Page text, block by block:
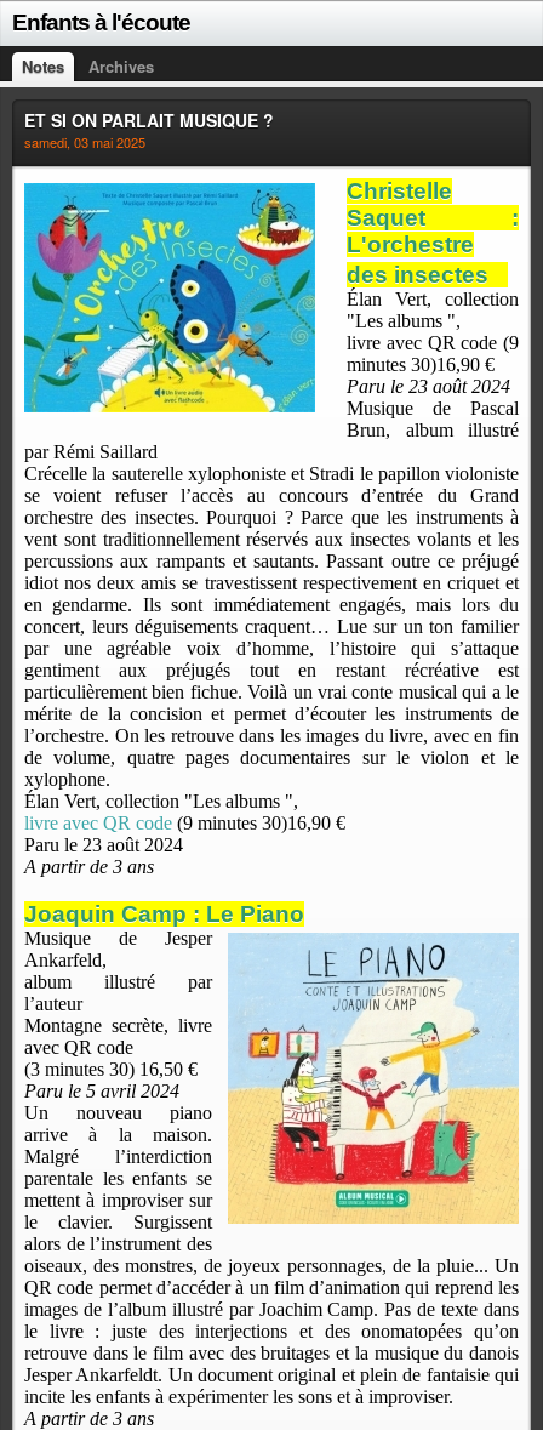
Enfants à l'écoute
Notes Archives
ET SI ON PARLAIT MUSIQUE ?
samedi, 03 mai 2025
Christelle
Saquet :
L'orchestre
des insectes
Élan Vert, collection
"Les albums ",
livre avec QR code (9
minutes 30)16,90 €
Paru le 23 août 2024
Musique de Pascal
Brun, album illustré
par Rémi Saillard
Crécelle la sauterelle xylophoniste et Stradi le papillon violoniste
se voient refuser l’accès au concours d’entrée du Grand
orchestre des insectes. Pourquoi ? Parce que les instruments à
vent sont traditionnellement réservés aux insectes volants et les
percussions aux rampants et sautants. Passant outre ce préjugé
idiot nos deux amis se travestissent respectivement en criquet et
en gendarme. Ils sont immédiatement engagés, mais lors du
concert, leurs déguisements craquent… Lue sur un ton familier
par une agréable voix d’homme, l’histoire qui s’attaque
gentiment aux préjugés tout en restant récréative est
particulièrement bien fichue. Voilà un vrai conte musical qui a le
mérite de la concision et permet d’écouter les instruments de
l’orchestre. On les retrouve dans les images du livre, avec en fin
de volume, quatre pages documentaires sur le violon et le
xylophone.
Élan Vert, collection "Les albums ",
livre avec QR code (9 minutes 30)16,90 €
Paru le 23 août 2024
A partir de 3 ans
Joaquin Camp : Le Piano
Musique de Jesper
Ankarfeld,
album illustré par
l’auteur
Montagne secrète, livre
avec QR code
(3 minutes 30) 16,50 €
Paru le 5 avril 2024
Un nouveau piano
arrive à la maison.
Malgré l’interdiction
parentale les enfants se
mettent à improviser sur
le clavier. Surgissent
alors de l’instrument des
oiseaux, des monstres, de joyeux personnages, de la pluie... Un
QR code permet d’accéder à un film d’animation qui reprend les
images de l’album illustré par Joachim Camp. Pas de texte dans
le livre : juste des interjections et des onomatopées qu’on
retrouve dans le film avec des bruitages et la musique du danois
Jesper Ankarfeldt. Un document original et plein de fantaisie qui
incite les enfants à expérimenter les sons et à improviser.
A partir de 3 ans